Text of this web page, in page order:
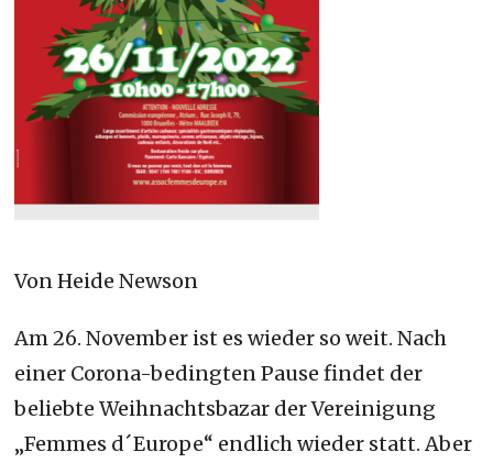
Von Heide Newson
Am 26. November ist es wieder so weit. Nach
einer Corona-bedingten Pause findet der
beliebte Weihnachtsbazar der Vereinigung
„Femmes d´Europe“ endlich wieder statt. Aber